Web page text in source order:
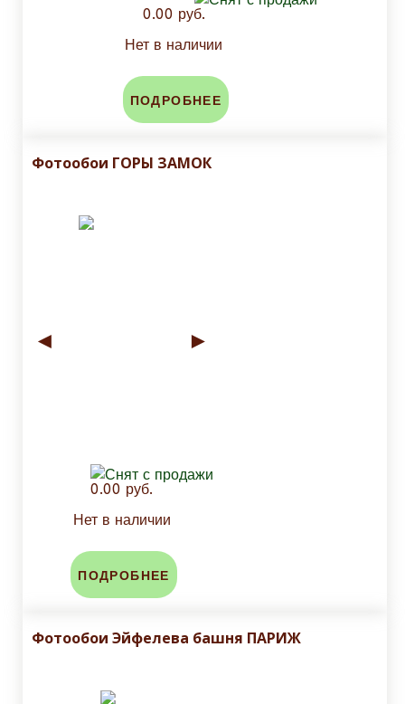
0.00 руб.
Нет в наличии
ПОДРОБНЕЕ
Фотообои ГОРЫ ЗАМОК
◄ ►
0.00 руб.
Нет в наличии
ПОДРОБНЕЕ
Фотообои Эйфелева башня ПАРИЖ